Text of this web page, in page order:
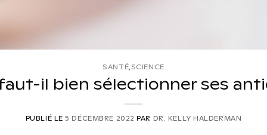
SANTÉ, SCIENCE
il bien sélectionner ses
PUBLIÉ LE5 DÉCEMBRE 2022 PAR DR. KELLY HALDERMAN